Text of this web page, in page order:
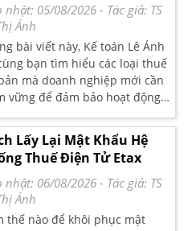
quy trình quản lý thuế, hạn
rủi ro xử phạt. Trong bài viết
Kế toán Lê Ánh sẽ phân tích
các quy định mới nhất, chỉ
thay đổi quan trọng và
giải pháp áp dụng thực tế để
công việc.
nhật: 05/08/2026 - Tác giả: TS
Ánh
bài viết này, Kế toán Lê Ánh
bạn tìm hiểu các loại thuế
mà doanh nghiệp mới cần
vững để đảm bảo hoạt động
quả và tránh rủi ro pháp lý.
Lấy Lại Mật Khẩu Hệ
Thuế Điện Tử Etax
nhật: 06/08/2026 - Tác giả: TS
Ánh
thế nào để khôi phục mật